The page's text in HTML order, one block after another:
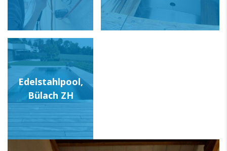
Edelstahlpool,
Bülach ZH